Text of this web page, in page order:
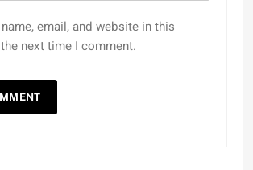
email, and website in this
next time I comment.